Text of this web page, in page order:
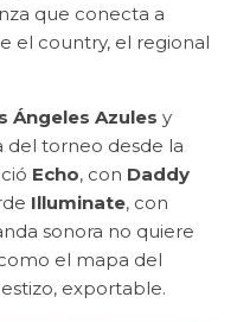
que conecta a
el country, el regional
Ángeles Azules y
del torneo desde la
Echo, con Daddy
Illuminate, con
sonora no quiere
el mapa del
exportable.